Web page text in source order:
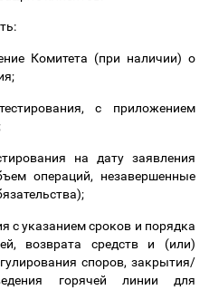
Комитета (при наличии) о
с приложением
на дату заявления
операций, незавершенные
с указанием сроков и порядка
возврата средств и (или)
споров, закрытия/
горячей линии для